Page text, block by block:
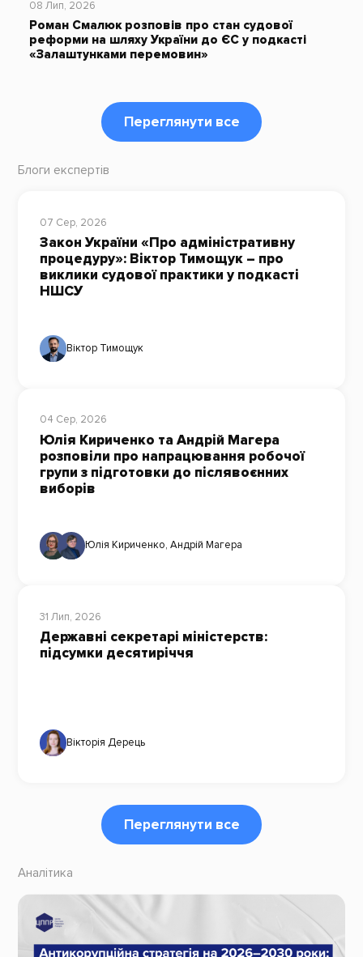
08 Лип, 2026
Роман Смалюк розповів про стан судової
реформи на шляху України до ЄС у подкасті
«Залаштунками перемовин»
Переглянути все
Блоги експертів
07 Сер, 2026
Закон України «Про адміністративну
процедуру»: Віктор Тимощук – про
виклики судової практики у подкасті
НШСУ
Віктор Тимощук
04 Сер, 2026
Юлія Кириченко та Андрій Магера
розповіли про напрацювання робочої
групи з підготовки до післявоєнних
виборів
Юлія Кириченко, Андрій Магера
31 Лип, 2026
Державні секретарі міністерств:
підсумки десятиріччя
Вікторія Дерець
Переглянути все
Аналітика